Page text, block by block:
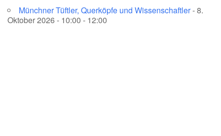
Münchner Tüftler, Querköpfe und Wissenschaftler- 8.
Oktober 2026 - 10:00 - 12:00